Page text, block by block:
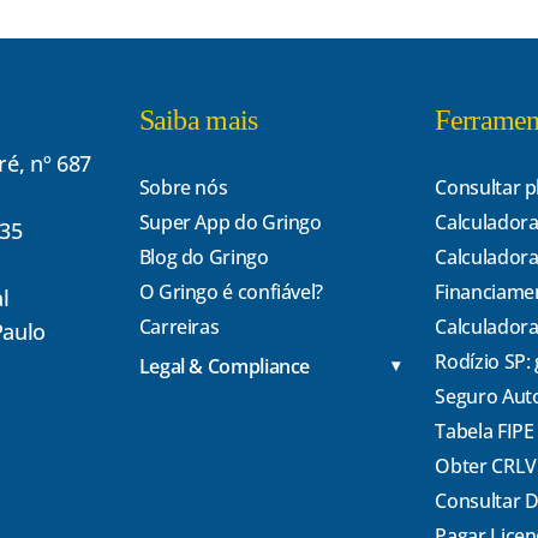
nº 687
Saiba mais
Sobre nós
Super App do Gringo
Blog do Gringo
O Gringo é confiável?
Carreiras
Legal & Compliance
Consultar
Rodízio
Seguro
Tabela FIPE
Obter CRLV
Consultar